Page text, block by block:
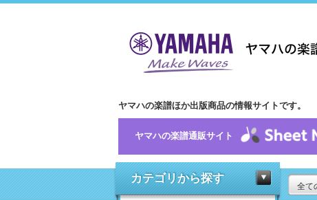
ヤマハの楽譜ほか出版商品の情報サイトです。
ヤマハの楽譜通販サイト
カテゴリから探す
全て